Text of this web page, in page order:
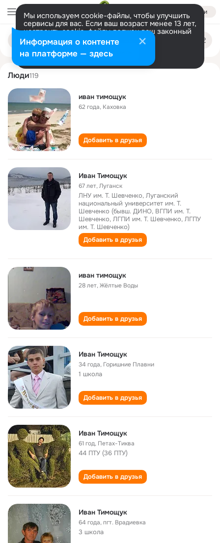
Войти
Мы используем cookie-файлы, чтобы улучшить
сервисы для вас. Если ваш возраст менее 13 лет,
настроить cookie-файлы должен ваш законный
представитель. Больше информации
Разрешить все Настроить
Поиск
людям
ivan timoschuk
Люди119
иван тимощук
62 года, Каховка
Добавить в друзья
Иван Тимощук
67 лет,Луганск
ЛНУ им. Т. Шевченко, Луганский
национальный университет им. Т.
Шевченко (бывш. ДИНО, ВГПИ им. Т.
Шевченко, ЛГПИ им. Т. Шевченко, ЛГПУ
им. Т. Шевченко)
Добавить в друзья
иван тимощук
28 лет,Жёлтые Воды
Добавить в друзья
Иван Тимощук
34 года, Горишние Плавни
1 школа
Добавить в друзья
Иван Тимощук
61 год, Петах-Тиква
44 ПТУ (36 ПТУ)
Добавить в друзья
Иван Тимощук
64 года,пгт. Врадиевка
3 школа
Информация о контенте
на платформе — здесь